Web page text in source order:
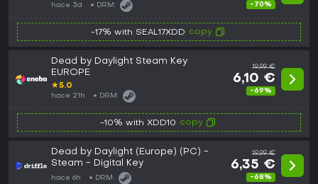
hace 3d DRM: -70%
-17% with SEAL17XDD copy
Dead by Daylight Steam Key
EUROPE
★5.0
hace 21h DRM:
19,99 €
6,10 €
-69%
-10% with XDD10 copy
Dead by Daylight (Europe) (PC) -
Steam - Digital Key
hace 6h DRM:
19,99 €
6,35 €
-68%